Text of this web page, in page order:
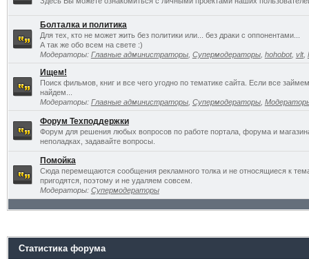
Болталка и политика
Для тех, кто не может жить без политики или... без драки с оппонентами...
А так же обо всем на свете :)
Модераторы: Главные администраторы, Супермодераторы, hohobot, vlt,
Ищем!
Поиск фильмов, книг и все чего угодно по тематике сайта. Если все
найдем...
Модераторы: Главные администраторы, Супермодераторы,
Форум Техподдержки
Форум для решения любых вопросов по работе портала, форума и
неполадках, задавайте вопросы.
Помойка
Сюда перемещаются сообщения рекламного толка и не относящиеся к
пригодятся, поэтому и не удаляем совсем.
Модераторы: Супермодераторы
Статистика форума